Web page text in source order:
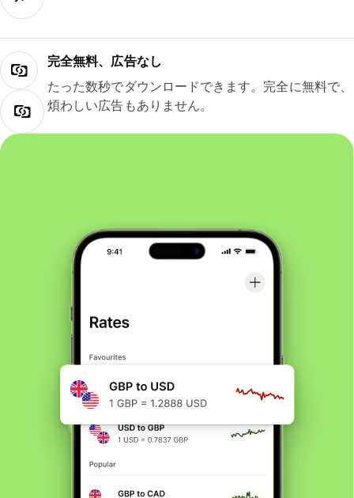
完全無料、広告なし
たった数秒でダウンロードできます。完全に無料で、
煩わしい広告もありません。